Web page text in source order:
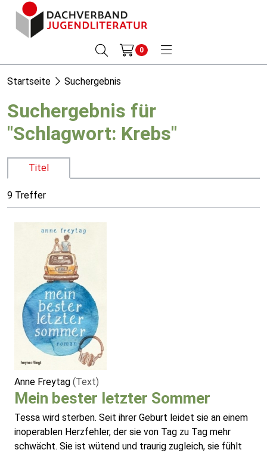
0
Startseite Suchergebnis
Suchergebnis für
"Schlagwort: Krebs"
Titel
9 Treffer
Anne Freytag (Text)
Mein bester letzter Sommer
Tessa wird sterben. Seit ihrer Geburt leidet sie an einem
inoperablen Herzfehler, der sie von Tag zu Tag mehr
schwächt. Sie ist wütend und traurig zugleich, sie fühlt